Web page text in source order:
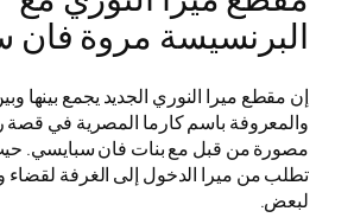
البرنسيسة مروة
إن مقطع ميرا النوري الجديد يجمع بينها
والمعروفة باسم كارما المصرية في قصة
مصورة من قبل مع بنات فان سبايسي.
تطلب من ميرا الدخول إلى الغرفة
لبعض.